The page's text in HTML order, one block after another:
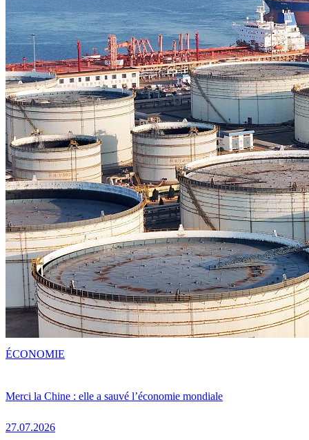
Merci la Chine : elle a sauvé l’économie mondiale
27.07.2026
ÉCONOMIE